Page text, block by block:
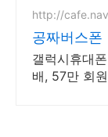
http://
공짜버스폰
갤럭시휴대
배, 57만 회